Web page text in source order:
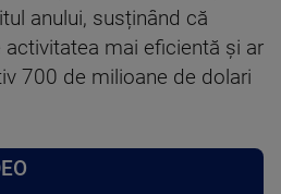
anului, susținând că
activitatea mai eficientă și ar
700 de milioane de dolari